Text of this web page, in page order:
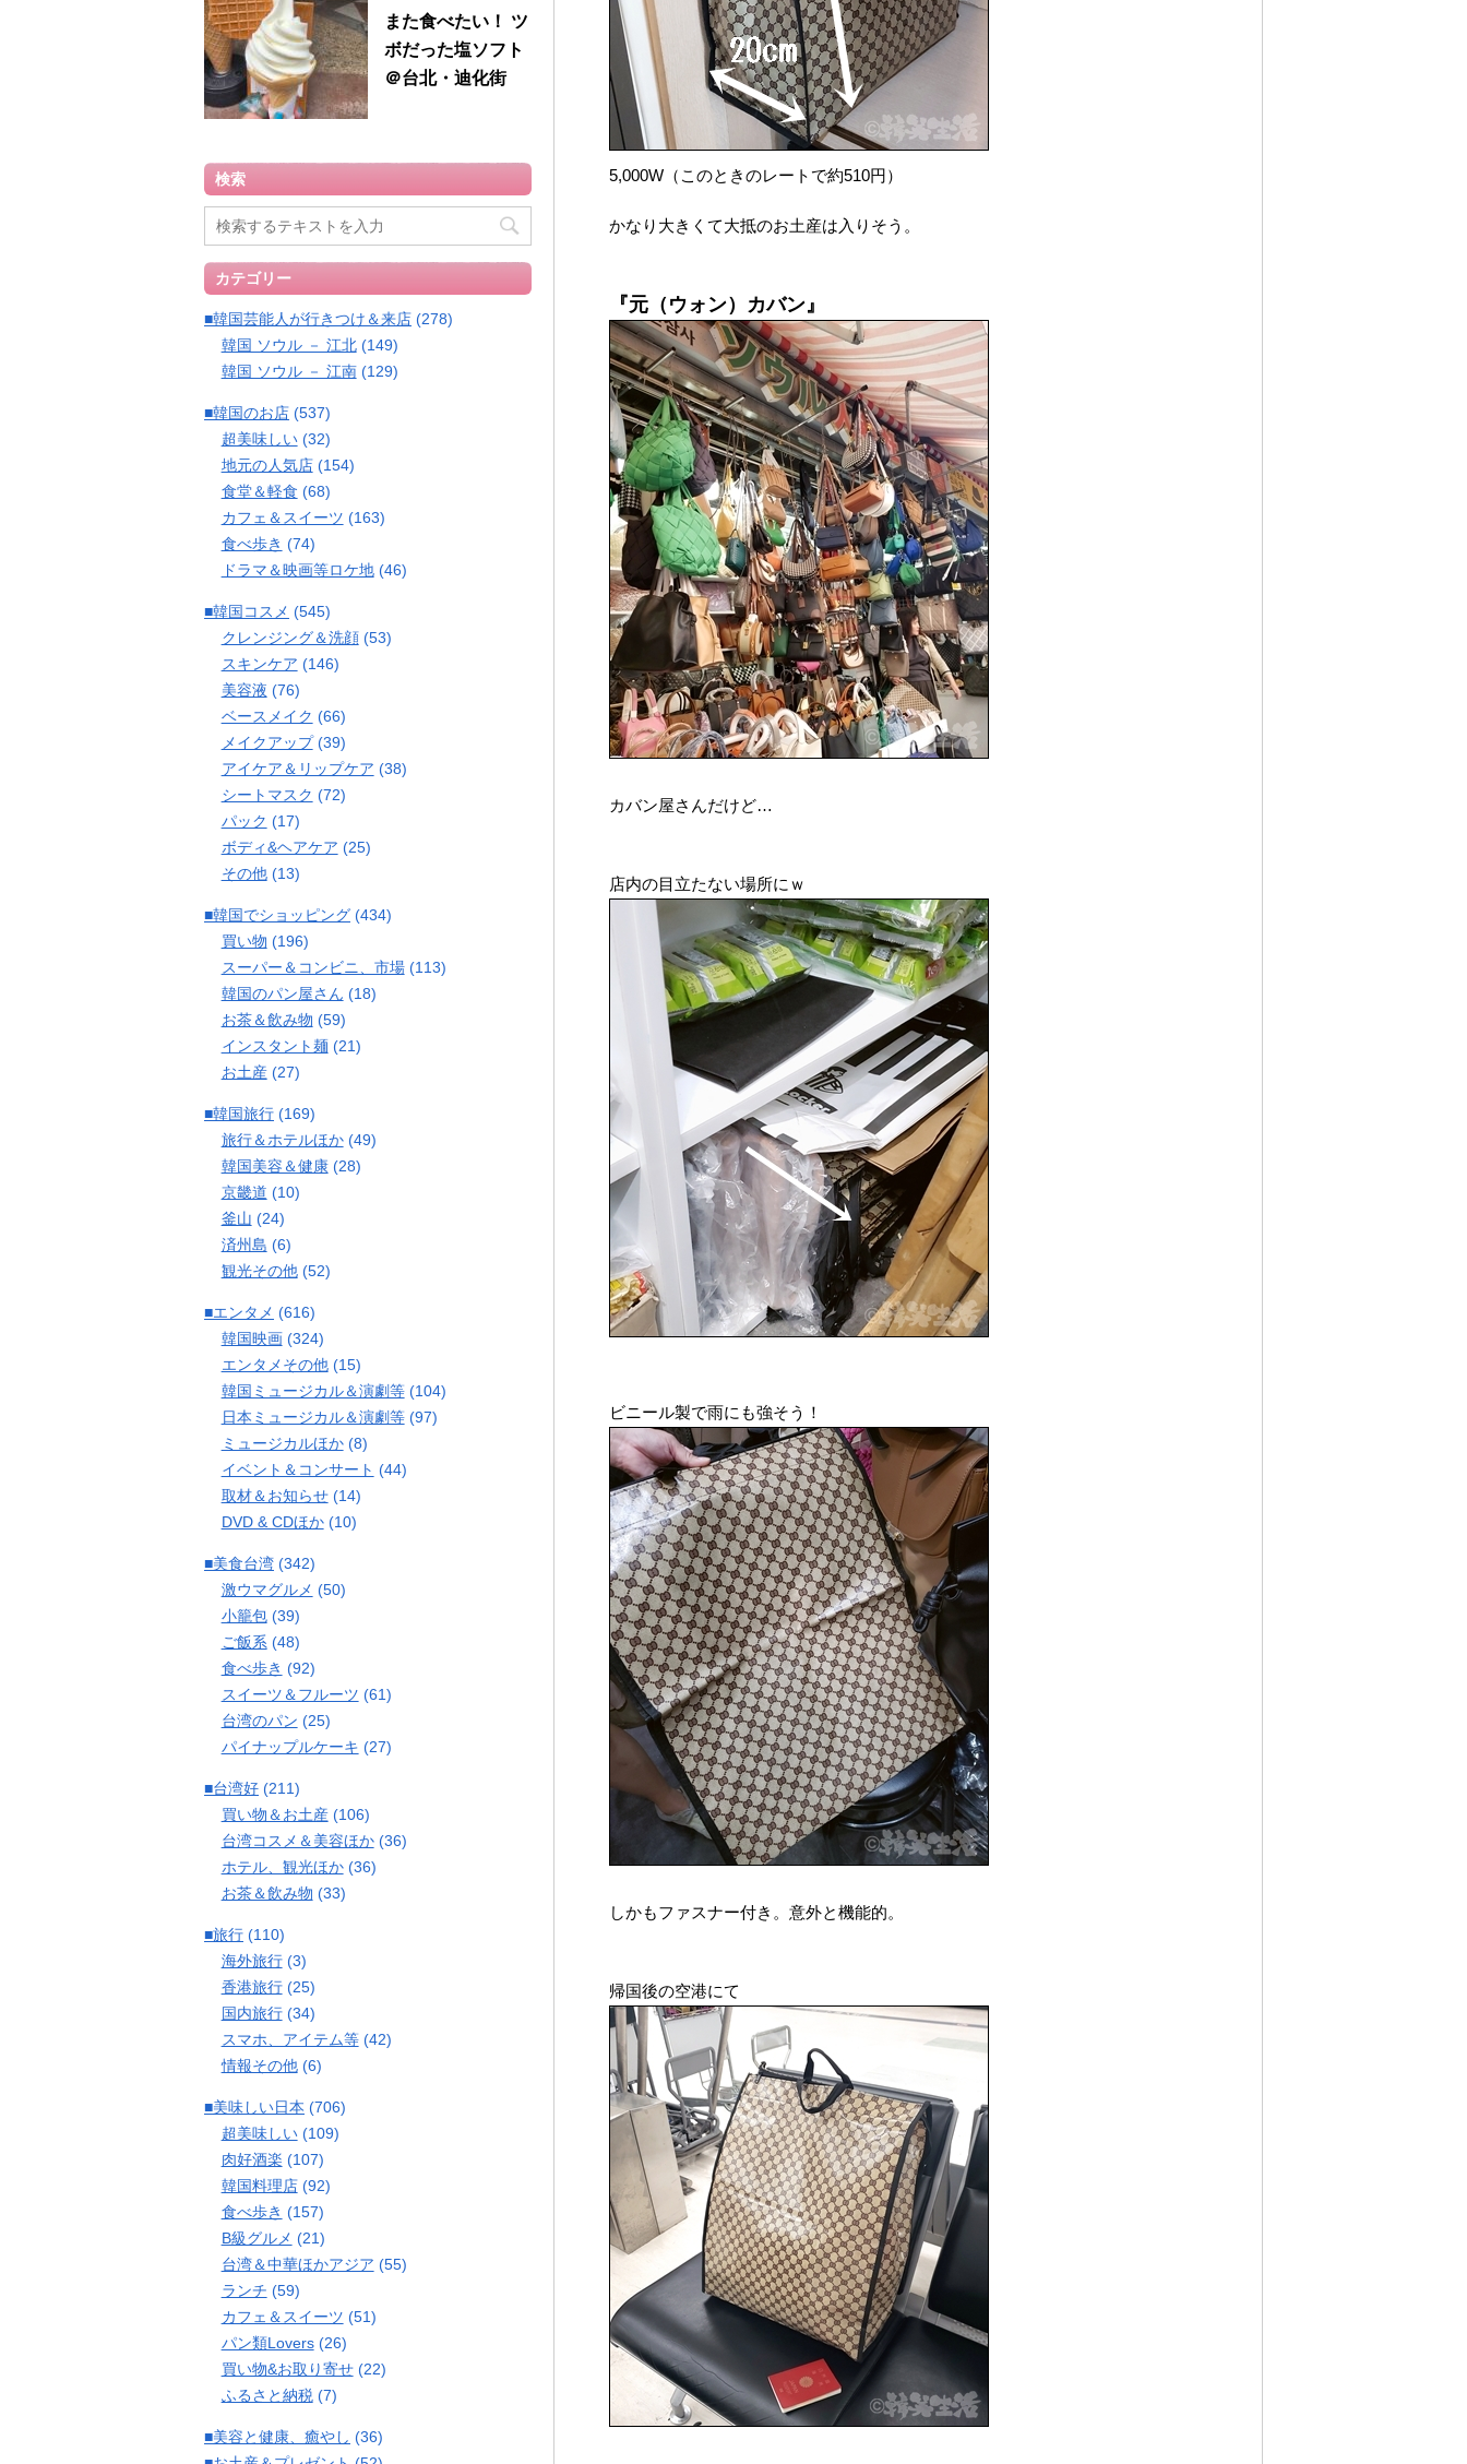
5,000W（このときのレートで約510円）
かなり大きくて大抵のお土産は入りそう。
『元（ウォン）カバン』
カバン屋さんだけど…
店内の目立たない場所にｗ
ビニール製で雨にも強そう！
しかもファスナー付き。意外と機能的。
帰国後の空港にて
また食べたい！ ツ
ボだった塩ソフト
＠台北・迪化街
検索
カテゴリー
■韓国芸能人が行きつけ＆来店 (278)
韓国 ソウル － 江北(149)
韓国 ソウル － 江南(129)
■韓国のお店 (537)
超美味しい(32)
地元の人気店(154)
食堂＆軽食 (68)
カフェ＆スイーツ (163)
食べ歩き (74)
ドラマ＆映画等ロケ地(46)
■韓国コスメ (545)
クレンジング＆洗顔(53)
スキンケア (146)
美容液 (76)
ベースメイク (66)
メイクアップ(39)
アイケア＆リップケア (38)
シートマスク (72)
パック (17)
ボディ&ヘアケア (25)
その他(13)
■韓国でショッピング (434)
買い物 (196)
スーパー＆コンビニ、市場(113)
韓国のパン屋さん (18)
お茶＆飲み物 (59)
インスタント麺(21)
お土産(27)
■韓国旅行 (169)
旅行＆ホテルほか(49)
韓国美容＆健康(28)
京畿道 (10)
釜山 (24)
済州島 (6)
観光その他(52)
■エンタメ (616)
韓国映画(324)
エンタメその他(15)
韓国ミュージカル＆演劇等(104)
日本ミュージカル＆演劇等(97)
ミュージカルほか(8)
イベント＆コンサート (44)
取材＆お知らせ(14)
DVD & CDほか(10)
■美食台湾 (342)
激ウマグルメ (50)
小籠包(39)
ご飯系 (48)
食べ歩き (92)
スイーツ＆フルーツ (61)
台湾のパン (25)
パイナップルケーキ (27)
■台湾好 (211)
買い物＆お土産(106)
台湾コスメ＆美容ほか(36)
ホテル、観光ほか(36)
お茶＆飲み物 (33)
■旅行 (110)
海外旅行(3)
香港旅行(25)
国内旅行(34)
スマホ、アイテム等(42)
情報その他(6)
■美味しい日本 (706)
超美味しい(109)
肉好酒楽 (107)
韓国料理店(92)
食べ歩き (157)
B級グルメ (21)
台湾＆中華ほかアジア (55)
ランチ (59)
カフェ＆スイーツ (51)
パン類Lovers(26)
買い物&お取り寄せ(22)
ふるさと納税(7)
■美容と健康、癒やし (36)